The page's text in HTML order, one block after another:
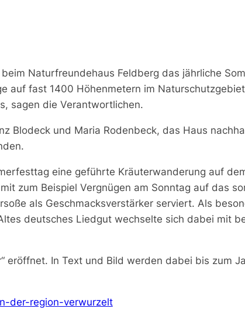
Naturfreundehaus Feldberg das jährliche
auf fast 1400 Höhenmetern im
sagen die Verantwortlichen.
Blodeck und Maria Rodenbeck, das Haus
eine geführte Kräuterwanderung auf
zum Beispiel Vergnügen am Sonntag auf das
als Geschmacksverstärker serviert. Als
deutsches Liedgut wechselte sich dabei mit
eröffnet. In Text und Bild werden dabei bis zum
der-region-verwurzelt